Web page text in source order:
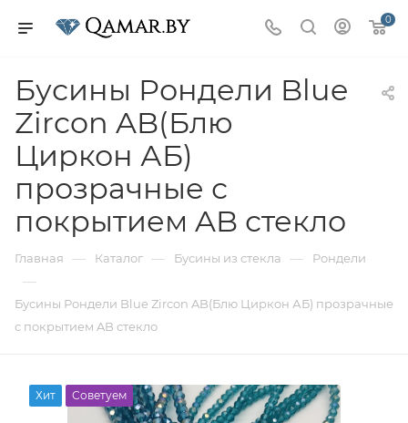
0
Бусины Рондели Blue
Zircon AB(Блю
Циркон АБ)
прозрачные с
покрытием AB стекло
Главная — Каталог — Бусины из стекла — Рондели
—
Бусины Рондели Blue Zircon AB(Блю Циркон АБ) прозрачные
с покрытием AB стекло
Хит Советуем